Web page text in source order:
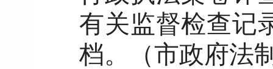
有关监督检查记
档。（市政府法